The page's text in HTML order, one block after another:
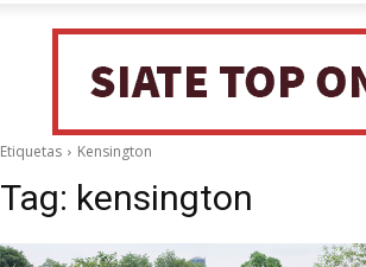
Etiquetas Kensington
Tag: kensington